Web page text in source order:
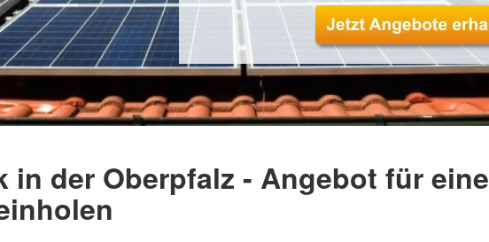
in der Oberpfalz - Angebot für eine